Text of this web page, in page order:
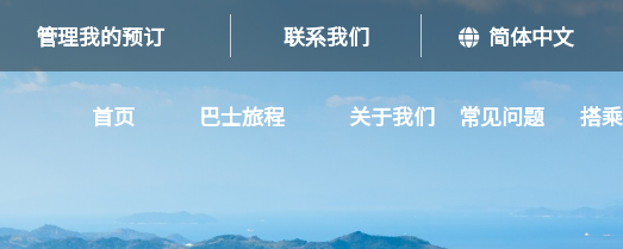
管理我的预订 联系我们 简体中文
首页 巴士旅程 关于我们 常见问题 搭